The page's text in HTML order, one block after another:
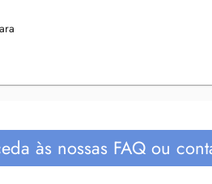
às nossas FAQ ou